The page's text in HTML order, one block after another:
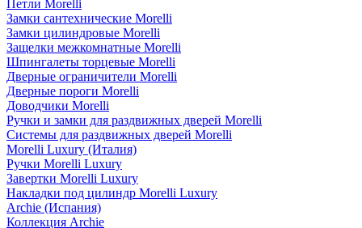
Петли Morelli
Замки сантехнические Morelli
Замки цилиндровые Morelli
Защелки межкомнатные Morelli
Шпингалеты торцевые Morelli
Дверные ограничители Morelli
Дверные пороги Morelli
Доводчики Morelli
Ручки и замки для раздвижных дверей Morelli
Системы для раздвижных дверей Morelli
Morelli Luxury (Италия)
Ручки Morelli Luxury
Завертки Morelli Luxury
Накладки под цилиндр Morelli Luxury
Archie (Испания)
Коллекция Archie